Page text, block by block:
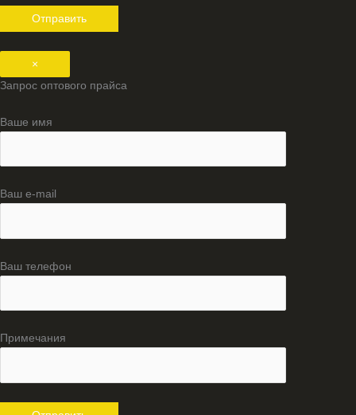
×
Запрос оптового прайса
Ваше имя
Ваш e-mail
Ваш телефон
Примечания